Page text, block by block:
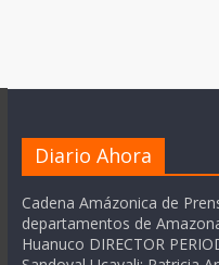
Diario Ahora
Cadena Amázonica de
departamentos de
Huanuco DIRECTOR